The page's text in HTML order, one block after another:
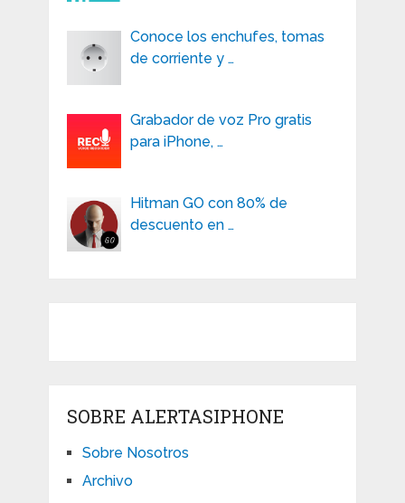
Conoce los enchufes, tomas
de corriente y …
Grabador de voz Pro gratis
para iPhone, …
Hitman GO con 80% de
descuento en …
SOBRE ALERTASIPHONE
Sobre Nosotros
Archivo